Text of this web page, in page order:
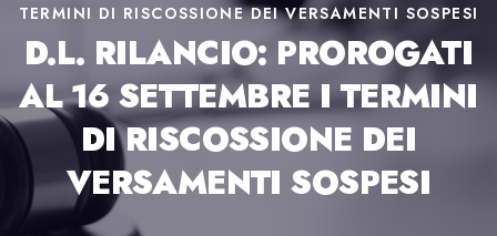
TERMINI DI RISCOSSIONE DEI VERSAMENTI SOSPESI
D.L. RILANCIO: PROROGATI
AL 16 SETTEMBRE I TERMINI
DI RISCOSSIONE DEI
VERSAMENTI SOSPESI